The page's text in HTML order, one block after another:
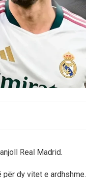
Real Madrid.
për dy vitet e ardhshme.